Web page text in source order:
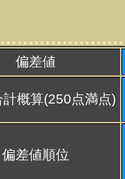
偏差値
概算(250点満点)
偏差値順位